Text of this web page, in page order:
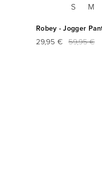
S M
Robey - Jogger
29,95 € 59,95 €